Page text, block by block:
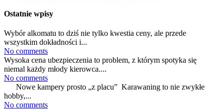
Ostatnie wpisy
Wybór alkomatu to dziś nie tylko kwestia ceny, ale przede
wszystkim dokładności i...
No comments
Wysoka cena ubezpieczenia to problem, z którym spotyka się
niemal każdy młody kierowca....
No comments
Nowe kampery prosto „z placu” Karawaning to nie zwykłe
hobby,...
No comments